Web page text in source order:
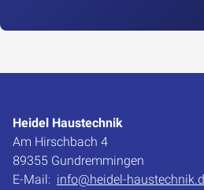
Heidel Haustechnik
Am Hirschbach 4
89355 Gundremmingen
E-Mail: info@heidel-